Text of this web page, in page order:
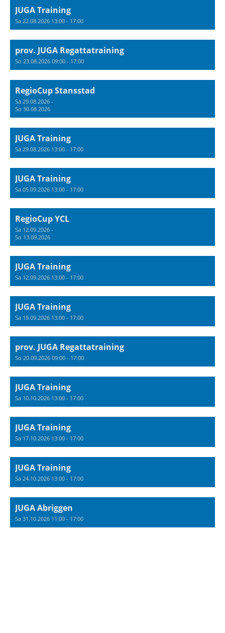
JUGA Training
Sa 22.08.2026 13:00 - 17:00
prov. JUGA Regattatraining
So 23.08.2026 09:00 - 17:00
RegioCup Stansstad
Sa 29.08.2026 -
So 30.08.2026
JUGA Training
Sa 29.08.2026 13:00 - 17:00
JUGA Training
Sa 05.09.2026 13:00 - 17:00
RegioCup YCL
Sa 12.09.2026 -
So 13.09.2026
JUGA Training
Sa 12.09.2026 13:00 - 17:00
JUGA Training
Sa 19.09.2026 13:00 - 17:00
prov. JUGA Regattatraining
So 20.09.2026 09:00 - 17:00
JUGA Training
Sa 10.10.2026 13:00 - 17:00
JUGA Training
Sa 17.10.2026 13:00 - 17:00
JUGA Training
Sa 24.10.2026 13:00 - 17:00
JUGA Abriggen
Sa 31.10.2026 11:00 - 17:00